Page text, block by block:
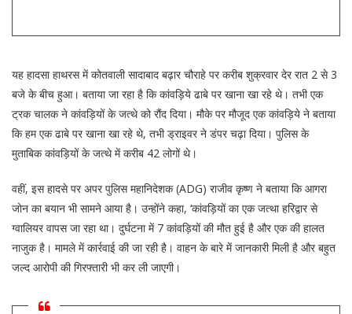
यह हादसा हाथरस में कोतवाली सादाबाद बढ़ार चौराहे पर करीब शुक्रवार देर रात 2 से 3
बजे के बीच हुआ। बताया जा रहा है कि कांवड़िये ढाबे पर खाना खा रहे थे। तभी एक
ट्रक चालक ने कांवड़ियों के जत्थे को रौंद दिया। मौके पर मौजूद एक कांवड़िये ने बताया
कि हम एक ढाबे पर खाना खा रहे थे, तभी ड्राइवर ने डंपर चढ़ा दिया। पुलिस के
मुताबिक कांवड़ियों के जत्थे में करीब 42 लोगों थे।
वहीं, इस हादसे पर अपर पुलिस महानिदेशक (ADG) राजीव कृष्ण ने बताया कि आगरा
जोन का बयान भी सामने आया है। उन्होंने कहा, ‘कांवड़ियों का एक जत्था हरिद्वार से
ग्वालियर वापस जा रहा था। दुर्घटना में 7 कांवड़ियों की मौत हुई है और एक की हालत
नाजुक है। मामले में कार्रवाई की जा रही है। वाहन के बारे में जानकारी मिली है और बहुत
जल्द आरोपी की गिरफ्तारी भी कर ली जाएगी।